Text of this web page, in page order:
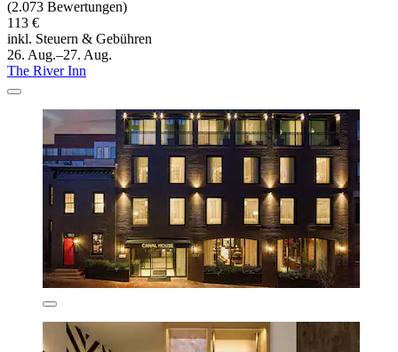
(2.073 Bewertungen)
113 €
inkl. Steuern & Gebühren
26. Aug.–27. Aug.
The River Inn